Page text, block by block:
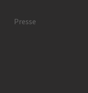
Presse